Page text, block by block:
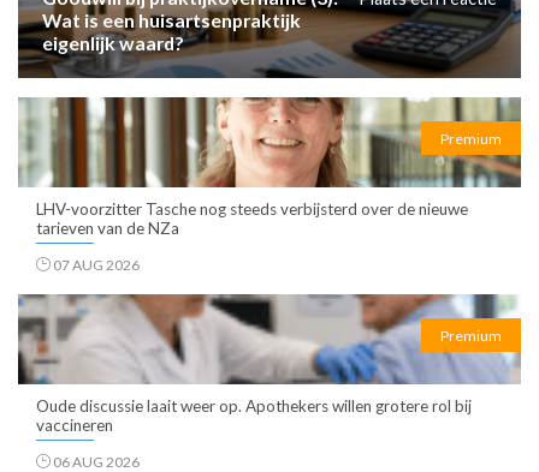
Wat is een huisartsenpraktijk
eigenlijk waard?
Premium
LHV-voorzitter Tasche nog steeds verbijsterd over de nieuwe
tarieven van de NZa
07 AUG 2026
Premium
Oude discussie laait weer op. Apothekers willen grotere rol bij
vaccineren
06 AUG 2026